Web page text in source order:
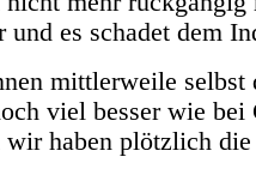
es schadet dem
mittlerweile selbst
viel besser wie bei
haben plötzlich die